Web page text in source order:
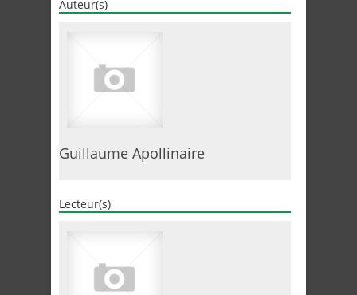
Auteur(s)
Guillaume Apollinaire
Lecteur(s)